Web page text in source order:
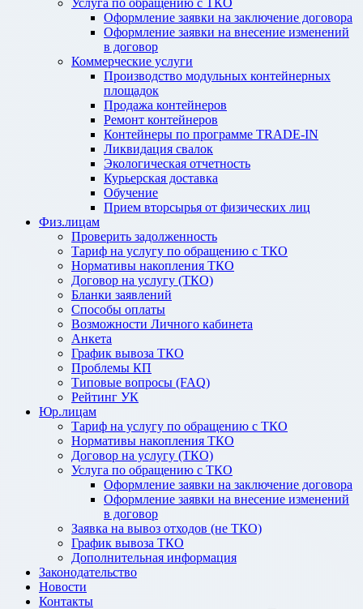
Услуга по обращению с ТКО
Оформление заявки на заключение договора
Оформление заявки на внесение изменений
в договор
Коммерческие услуги
Производство модульных контейнерных
площадок
Продажа контейнеров
Ремонт контейнеров
Контейнеры по программе TRADE-IN
Ликвидация свалок
Экологическая отчетность
Курьерская доставка
Обучение
Прием вторсырья от физических лиц
Физ.лицам
Проверить задолженность
Тариф на услугу по обращению с ТКО
Нормативы накопления ТКО
Договор на услугу (ТКО)
Бланки заявлений
Способы оплаты
Возможности Личного кабинета
Анкета
График вывоза ТКО
Проблемы КП
Типовые вопросы (FAQ)
Рейтинг УК
Юр.лицам
Тариф на услугу по обращению с ТКО
Нормативы накопления ТКО
Договор на услугу (ТКО)
Услуга по обращению с ТКО
Оформление заявки на заключение договора
Оформление заявки на внесение изменений
в договор
Заявка на вывоз отходов (не ТКО)
График вывоза ТКО
Дополнительная информация
Законодательство
Новости
Контакты